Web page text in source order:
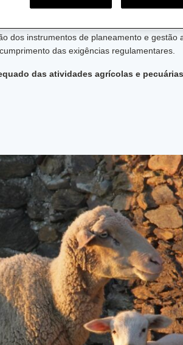
dos instrumentos de planeamento e gestão
das exigências regulamentares.
das atividades agrícolas e pecuárias